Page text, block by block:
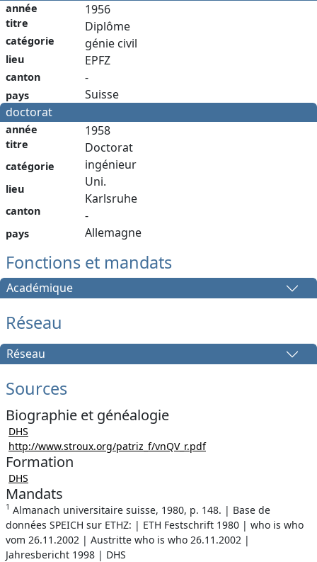
année
titre
catégorie
lieu
canton
pays
1956
Diplôme
génie civil
EPFZ
-
Suisse
doctorat
année
titre
catégorie
lieu
canton
pays
1958
Doctorat
ingénieur
Uni.
Karlsruhe
-
Allemagne
Fonctions et mandats
Académique
Réseau
Réseau
Sources
Biographie et généalogie
DHS
http://www.stroux.org/patriz_f/vnQV_r.pdf
Formation
DHS
Mandats
1 Almanach universitaire suisse, 1980, p. 148. | Base de
données SPEICH sur ETHZ: | ETH Festschrift 1980 | who is who
vom 26.11.2002 | Austritte who is who 26.11.2002 |
Jahresbericht 1998 | DHS